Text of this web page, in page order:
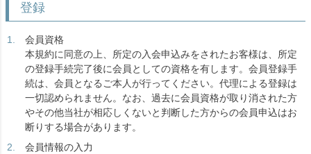
登録
会員資格
本規約に同意の上、所定の入会申込みをされたお客様は、所定
の登録手続完了後に会員としての資格を有します。会員登録手
続は、会員となるご本人が行ってください。代理による登録は
一切認められません。なお、過去に会員資格が取り消された方
やその他当社が相応しくないと判断した方からの会員申込はお
断りする場合があります。
会員情報の入力